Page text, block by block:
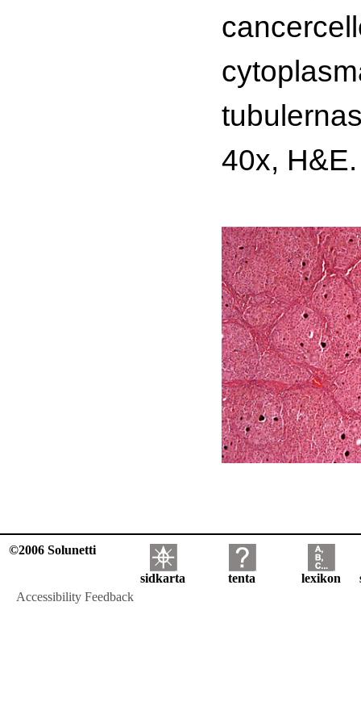
40x, H&E.
©2006 Solunetti
sidkarta tenta lexikon
Accessibility Feedback